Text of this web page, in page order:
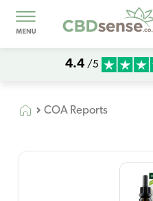
4.4 /5
COA Reports